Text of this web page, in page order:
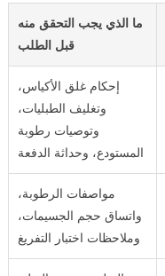
ما الذي يجب التحقق منه
قبل الطلب
إحكام غلق الأكياس،
وتغليف الطبليات،
وتوصيات رطوبة
المستودع، وحداثة الدفعة
مواصفات الرطوبة،
واتساق حجم الجسيمات،
وملاحظات اختبار التفريغ